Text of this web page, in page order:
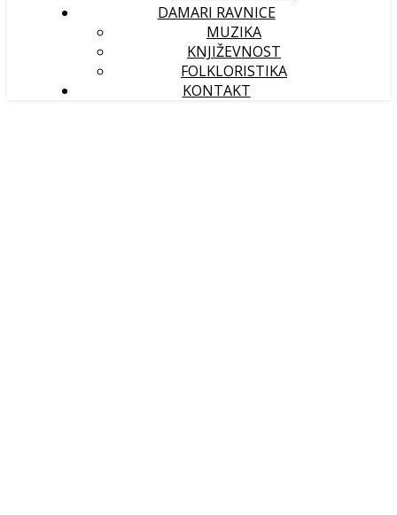
DAMARI RAVNICE
MUZIKA
KNJIŽEVNOST
FOLKLORISTIKA
KONTAKT